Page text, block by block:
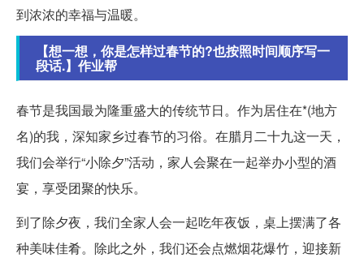
到浓浓的幸福与温暖。
【想一想，你是怎样过春节的?也按照时间顺序写一
段话.】作业帮
春节是我国最为隆重盛大的传统节日。作为居住在*(地方
名)的我，深知家乡过春节的习俗。在腊月二十九这一天，
我们会举行“小除夕”活动，家人会聚在一起举办小型的酒
宴，享受团聚的快乐。
到了除夕夜，我们全家人会一起吃年夜饭，桌上摆满了各
种美味佳肴。除此之外，我们还会点燃烟花爆竹，迎接新